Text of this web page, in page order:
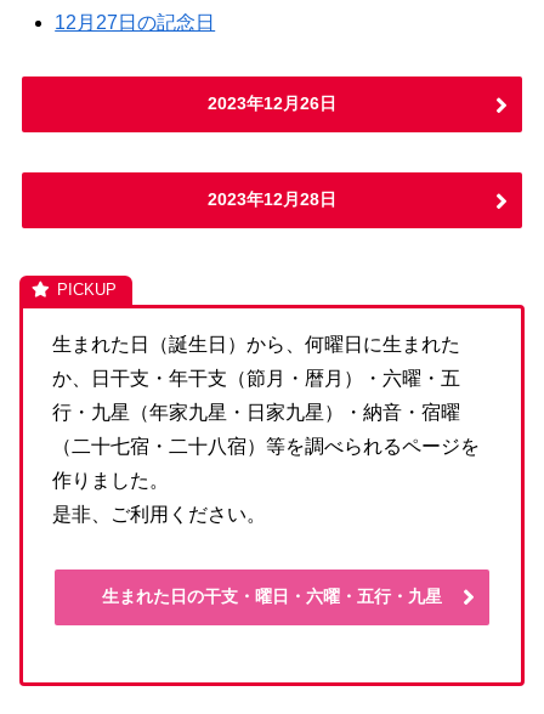
12月27日の記念日
2023年12月26日
2023年12月28日
生まれた日（誕生日）から、何曜日に生まれた
か、日干支・年干支（節月・暦月）・六曜・五
行・九星（年家九星・日家九星）・納音・宿曜
（二十七宿・二十八宿）等を調べられるページを
作りました。
是非、ご利用ください。
生まれた日の干支・曜日・六曜・五行・九星